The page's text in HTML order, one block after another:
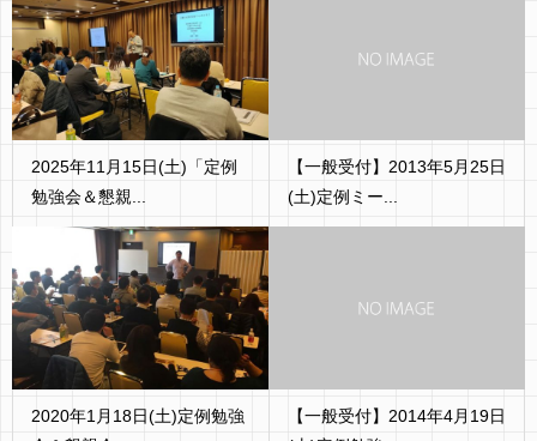
2025年11月15日(土)「定例
勉強会＆懇親...
【一般受付】2013年5月25日
(土)定例ミー...
2020年1月18日(土)定例勉強
【一般受付】2014年4月19日